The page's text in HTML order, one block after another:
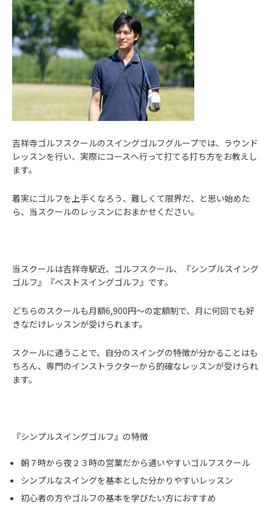
吉祥寺ゴルフスクールのスイングゴルフグループでは、ラウンド
レッスンを行い、実際にコースへ行って打てる打ち方をお教えし
ます。
着実にゴルフを上手くなろう、難しくて限界だ、と思い始めた
ら、当スクールのレッスンにおまかせください。
当スクールは吉祥寺駅近、ゴルフスクール、『シンプルスイング
ゴルフ』『ベストスイングゴルフ』です。
どちらのスクールも月額6,900円～の定額制で、月に何回でも好
きなだけレッスンが受けられます。
スクールに通うことで、自分のスイングの特徴が分かることはも
ちろん、専門のインストラクターから的確なレッスンが受けられ
ます。
『シンプルスイングゴルフ』の特徴
朝７時から夜２３時の営業だから通いやすいゴルフスクール
シンプルなスイングを基本とした分かりやすいレッスン
初心者の方やゴルフの基本を学びたい方におすすめ